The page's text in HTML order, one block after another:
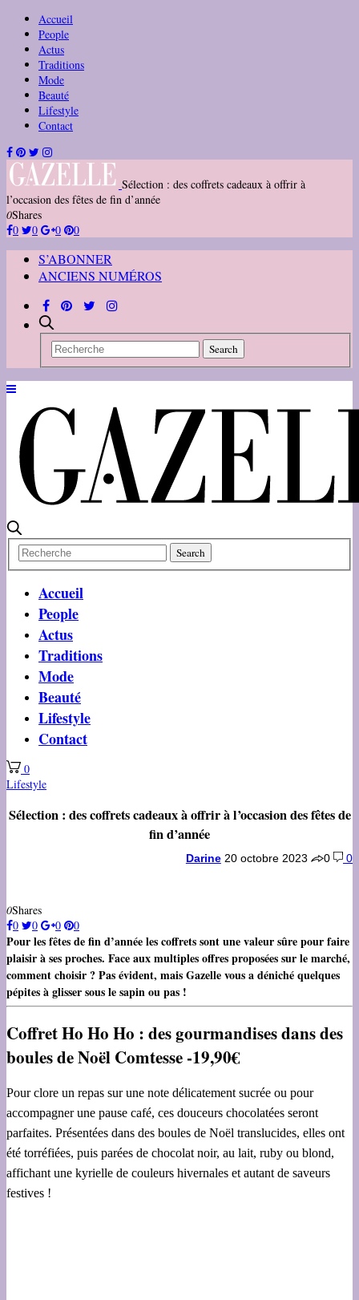
Accueil
People
Actus
Traditions
Mode
Beauté
Lifestyle
Contact
Sélection : des coffrets cadeaux à offrir à
l’occasion des fêtes de fin d’année
0Shares
0
0 0 0
S’ABONNER
ANCIENS NUMÉROS
Accueil
People
Actus
Traditions
Mode
Beauté
Lifestyle
Contact
0
Lifestyle
Sélection : des coffrets cadeaux à offrir à l’occasion des fêtes de
fin d’année
Darine 20 octobre 2023 0 0
0Shares
0
0 0 0
Pour les fêtes de fin d’année les coffrets sont une valeur sûre pour faire
plaisir à ses proches. Face aux multiples offres proposées sur le marché,
comment choisir ? Pas évident, mais Gazelle vous a déniché quelques
pépites à glisser sous le sapin ou pas !
Coffret Ho Ho Ho : des gourmandises dans des
boules de Noël Comtesse -19,90€
Pour clore un repas sur une note délicatement sucrée ou pour
accompagner une pause café, ces douceurs chocolatées seront
parfaites. Présentées dans des boules de Noël translucides, elles ont
été torréfiées, puis parées de chocolat noir, au lait, ruby ou blond,
affichant une kyrielle de couleurs hivernales et autant de saveurs
festives !